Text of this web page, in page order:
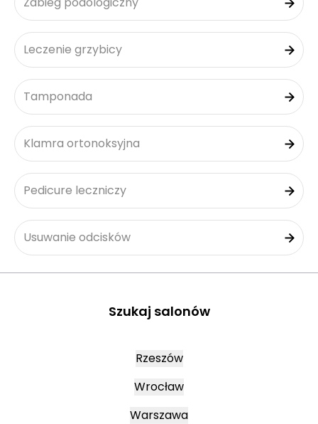
Leczenie grzybicy
Tamponada
Klamra ortonoksyjna
Pedicure leczniczy
Usuwanie odcisków
Szukaj salonów
Rzeszów
Wrocław
Warszawa